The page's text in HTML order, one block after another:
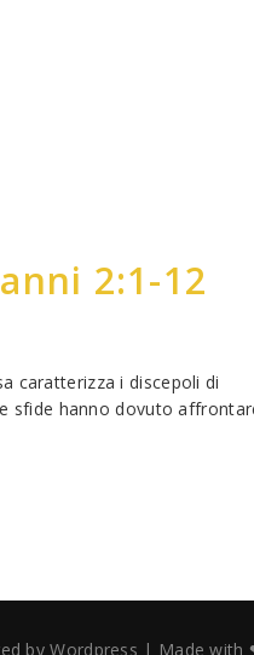
2:1-12
caratterizza i discepoli di
hanno dovuto
byWordpress | Made with